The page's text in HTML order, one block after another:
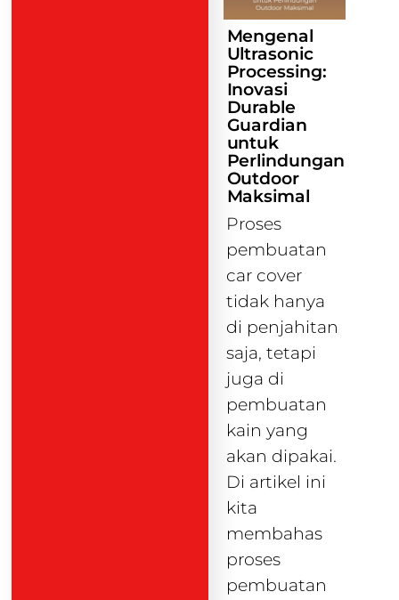
Mengenal
Ultrasonic
Processing:
Inovasi
Durable
Guardian
untuk
Perlindungan
Outdoor
Maksimal
Proses
pembuatan
car cover
tidak hanya
di penjahitan
saja, tetapi
juga di
pembuatan
kain yang
akan dipakai.
Di artikel ini
kita
membahas
proses
pembuatan